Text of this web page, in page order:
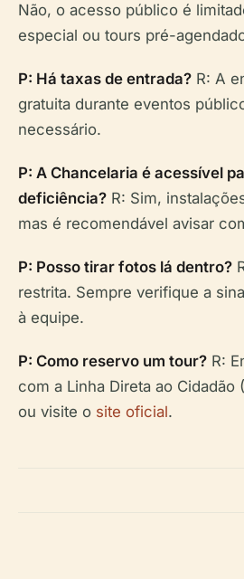
Não, o acesso público é
especial ou tours pré-
P: Há taxas de entrada? R: A
gratuita durante eventos
necessário.
P: A Chancelaria é acessível
deficiência? R: Sim,
mas é recomendável avisar
P: Posso tirar fotos lá dentro?
restrita. Sempre verifique a
à equipe.
P: Como reservo um tour? R:
com a Linha Direta ao Cidadão
ou visite o site oficial.